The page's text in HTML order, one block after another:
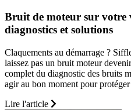
Bruit de moteur sur votre
diagnostics et solutions
Claquements au démarrage ?
laissez pas un bruit moteur
complet du diagnostic des bruits
agir au bon moment pour
Lire l'article